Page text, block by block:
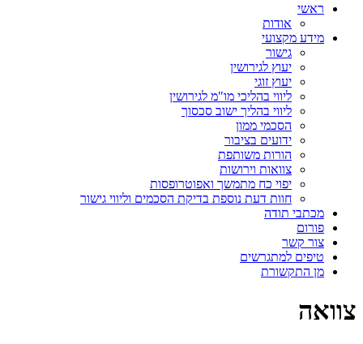
ראשי
אודות
מידע מקצועי
גישור
יעוץ לגירושין
יעוץ זוגי
ליווי בהליכי מו"מ לגירושין
ליווי בהליך ישוב סכסוך
הסכמי ממון
ידועים בציבור
הורות משותפת
צוואות וירושות
יפוי כח מתמשך ואפוטרופסות
חוות דעת נוספת בדיקת הסכמים וליווי גישור
מכתבי תודה
פורום
צור קשר
טיפים למתגרשים
מן התקשורת
צוואה